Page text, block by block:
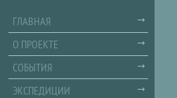
ГЛАВНАЯ
О ПРОЕКТЕ
СОБЫТИЯ
ЭКСПЕДИЦИИ